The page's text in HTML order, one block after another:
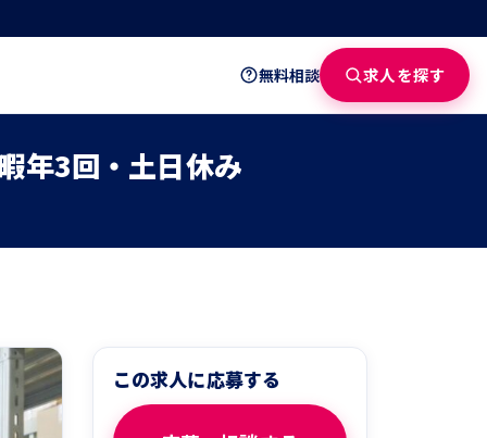
無料相談 求人を探す
年3回・土日休み
この求人に応募する